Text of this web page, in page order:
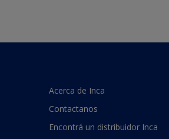
Acerca de Inca
Contactanos
Encontrá un distribuidor Inca